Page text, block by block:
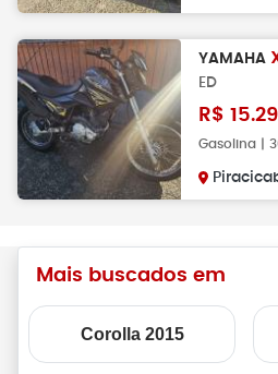
YAMAHA
ED
R$
Gasolina |
Mais buscados em
Corolla 2015